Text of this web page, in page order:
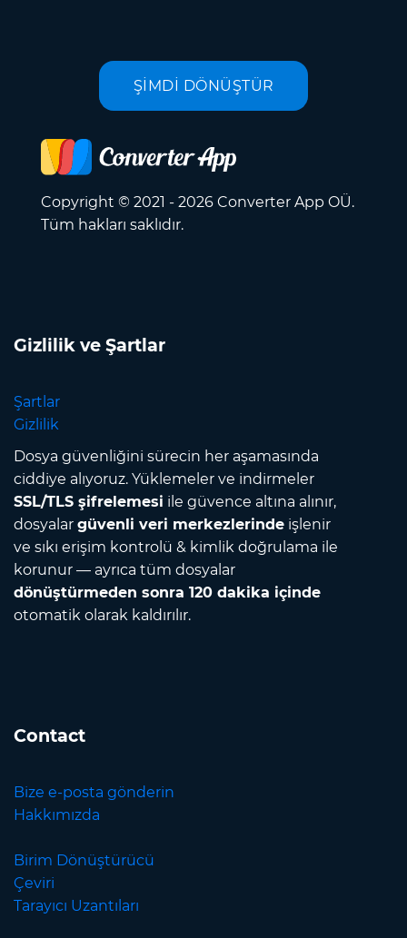
ŞİMDİ DÖNÜŞTÜR
Copyright © 2021 - 2026 Converter App OÜ.
Tüm hakları saklıdır.
Gizlilik ve Şartlar
Şartlar
Gizlilik
Dosya güvenliğini sürecin her aşamasında
ciddiye alıyoruz. Yüklemeler ve indirmeler
SSL/TLS şifrelemesi ile güvence altına alınır,
dosyalar güvenli veri merkezlerinde işlenir
ve sıkı erişim kontrolü & kimlik doğrulama ile
korunur — ayrıca tüm dosyalar
dönüştürmeden sonra 120 dakika içinde
otomatik olarak kaldırılır.
Contact
Bize e-posta gönderin
Hakkımızda
Birim Dönüştürücü
Çeviri
Tarayıcı Uzantıları